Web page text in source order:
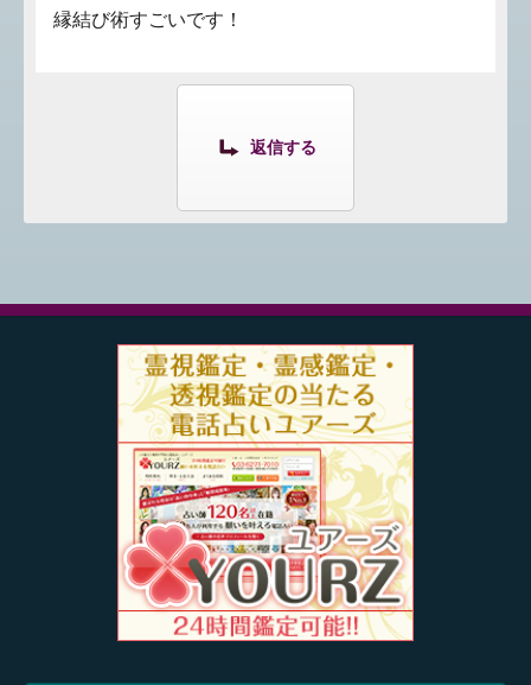
縁結び術すごいです！
返信する